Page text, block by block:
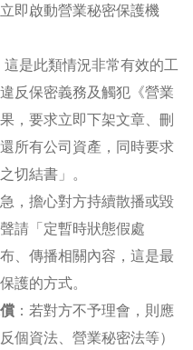
即啟動營業秘密保護機
這是此類情況非常有效的工
反保密義務及觸犯《營業
，要求立即下架文章、刪
所有公司資產，同時要求
切結書」。
，擔心對方持續散播或毀
請「定暫時狀態假處
、傳播相關內容，這是最
護的方式。
：若對方不予理會，則應
個資法、營業秘密法等）